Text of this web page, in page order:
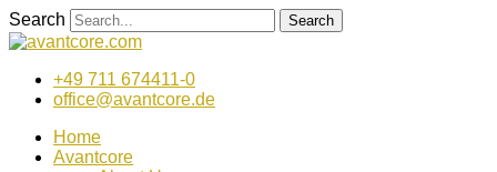
Zum
Inhalt
Search Search
+49 711 674411-0
office@avantcore.de
Home
Avantcore